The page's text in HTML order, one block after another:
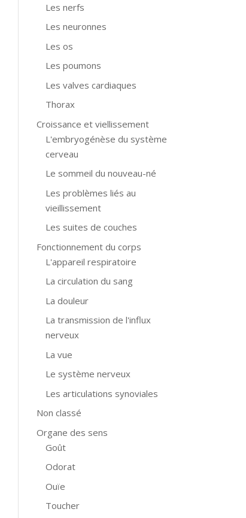
Les nerfs
Les neuronnes
Les os
Les poumons
Les valves cardiaques
Thorax
Croissance et viellissement
L'embryogénèse du système
cerveau
Le sommeil du nouveau-né
Les problèmes liés au
vieillissement
Les suites de couches
Fonctionnement du corps
L'appareil respiratoire
La circulation du sang
La douleur
La transmission de l'influx
nerveux
La vue
Le système nerveux
Les articulations synoviales
Non classé
Organe des sens
Goût
Odorat
Ouïe
Toucher